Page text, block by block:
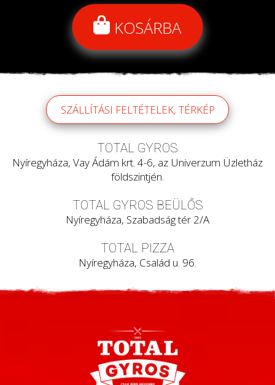
KOSÁRBA
SZÁLLÍTÁSI FELTÉTELEK, TÉRKÉP
TOTAL GYROS
Nyíregyháza, Vay Ádám krt. 4-6, az Univerzum Üzletház
földszintjén.
TOTAL GYROS BEÜLŐS
Nyíregyháza, Szabadság tér 2/A
TOTAL PIZZA
Nyíregyháza, Család u. 96.